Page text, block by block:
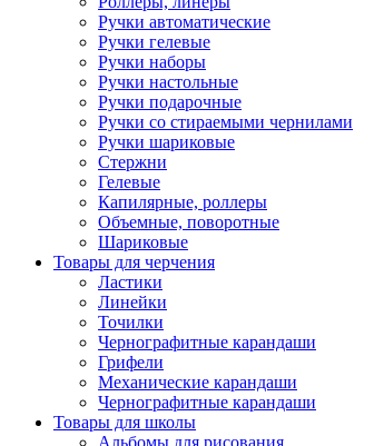
Ручки автоматические
Ручки гелевые
Ручки наборы
Ручки настольные
Ручки подарочные
Ручки со стираемыми чернилами
Ручки шариковые
Стержни
Гелевые
Капилярные, роллеры
Объемные, поворотные
Шариковые
Товары для черчения
Ластики
Линейки
Точилки
Чернографитные карандаши
Грифели
Механические карандаши
Чернографитные карандаши
Товары для школы
Альбомы для рисования